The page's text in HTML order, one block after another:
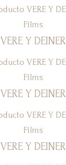
Films
VERE Y DEINER
Films
VERE Y DEINER
Films
VERE Y DEINER